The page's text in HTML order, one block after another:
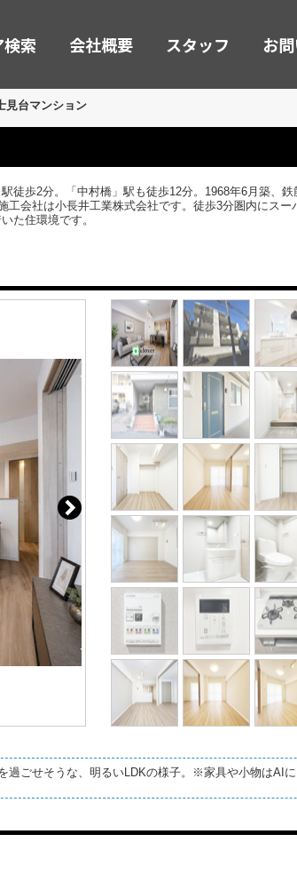
索 会社概要 スタッフ お
見台マンション
徒歩2分。「中村橋」駅も徒歩12分。1968年6月築、
会社は小長井工業株式会社です。徒歩3分圏内にス
た住環境です。
を過ごせそうな、明るいLDKの様子。※家具や小物は